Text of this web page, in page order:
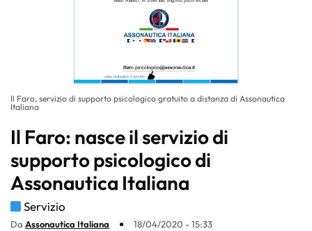
Il Faro, servizio di supporto psicologico gratuito a distanza di Assonautica
Italiana
Il Faro: nasce il servizio di
supporto psicologico di
Assonautica Italiana
Servizio
Da Assonautica Italiana 18/04/2020 - 15:33